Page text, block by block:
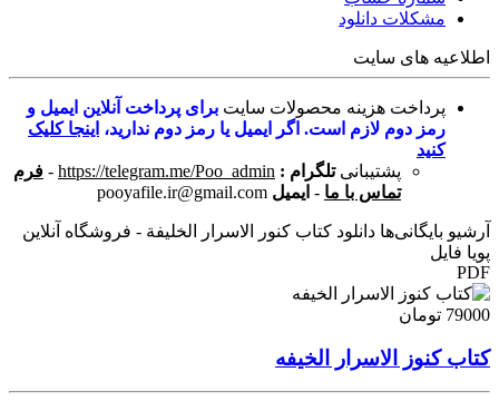
مشکلات دانلود
اطلاعیه های سایت
پرداخت هزینه محصولات سایت برای پرداخت آنلاین ایمیل و
رمز دوم لازم است. اگر ایمیل یا رمز دوم ندارید، اینجا کلیک
کنید
پشتیبانی تلگرام : https://telegram.me/Poo_admin
- فرم
تماس با ما - ایمیل pooyafile.ir@gmail.com
آرشیو بایگانی‌ها دانلود کتاب کنور الاسرار الخلیفة - فروشگاه آنلاین
پویا فایل
PDF
79000 تومان
کتاب کنوز الاسرار الخیفه